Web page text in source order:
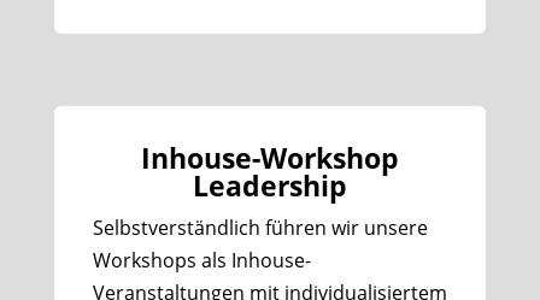
Inhouse-Workshop
Leadership
Selbstverständlich führen wir unsere
Workshops als Inhouse-
Veranstaltungen mit individualisiertem